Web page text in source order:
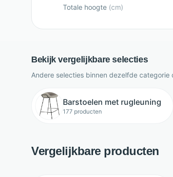
Totale hoogte (cm)
Bekijk vergelijkbare selecties
Andere selecties binnen dezelfde
Barstoelen met rugleuning
177 producten
Vergelijkbare producten